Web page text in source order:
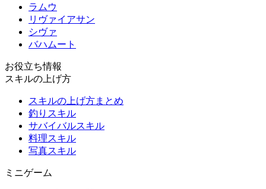
ラムウ
リヴァイアサン
シヴァ
バハムート
お役立ち情報
スキルの上げ方
スキルの上げ方まとめ
釣りスキル
サバイバルスキル
料理スキル
写真スキル
ミニゲーム